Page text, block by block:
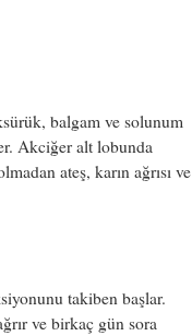
balgam ve solunum
Akciğer alt lobunda
ateş, karın ağrısı ve
takiben başlar.
ve birkaç gün sora